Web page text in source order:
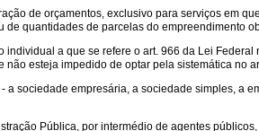
de orçamentos, exclusivo para serviços em
quantidades de parcelas do empreendimento
a que se refere o art. 966 da Lei
esteja impedido de optar pela sistemática no
a sociedade empresária, a sociedade simples, a
Pública, por intermédio de agentes